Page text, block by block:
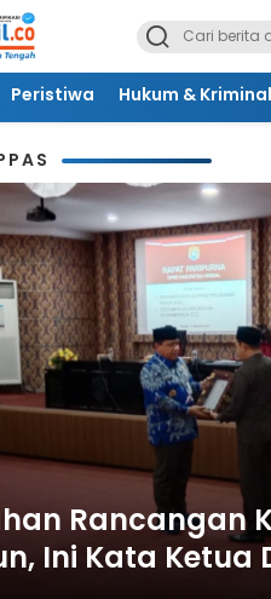
Peristiwa Hukum & Kriminal
Rancangan
Ini Kata Ketua